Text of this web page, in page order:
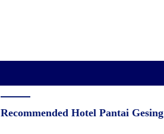
Recommended Hotel Pantai Gesing